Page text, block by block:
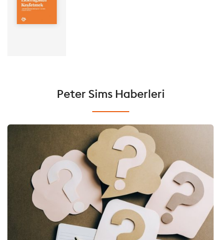
McLean Diana
Mayer
Peter Sims Haberleri